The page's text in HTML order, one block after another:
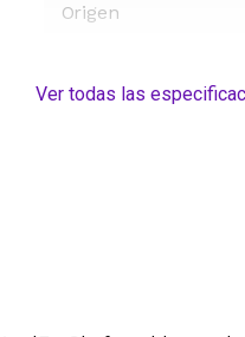
Origen
Ver todas las